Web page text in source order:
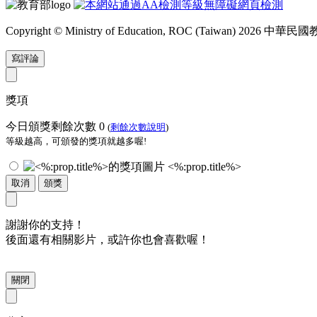
Copyright © Ministry of Education, ROC (Taiwan) 2026 中華民國
寫評論
獎項
今日頒獎剩餘次數 0 (剩餘次數說明)
等級越高，可頒發的獎項就越多喔!
<%:prop.title%>
取消 頒獎
謝謝你的支持！
後面還有相關影片，或許你也會喜歡喔！
關閉